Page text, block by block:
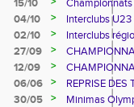
15/10
blocks !
04/10 >
Interclubs
02/10
>
Interclubs
27/09
>
CUVEE
12/09 >
06/06
>
REPRISE DES
30/05
>
Minimas